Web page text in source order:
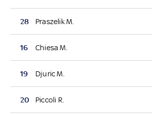
28 Praszelik M.
16 Chiesa M.
19 Djuric M.
20 Piccoli R.